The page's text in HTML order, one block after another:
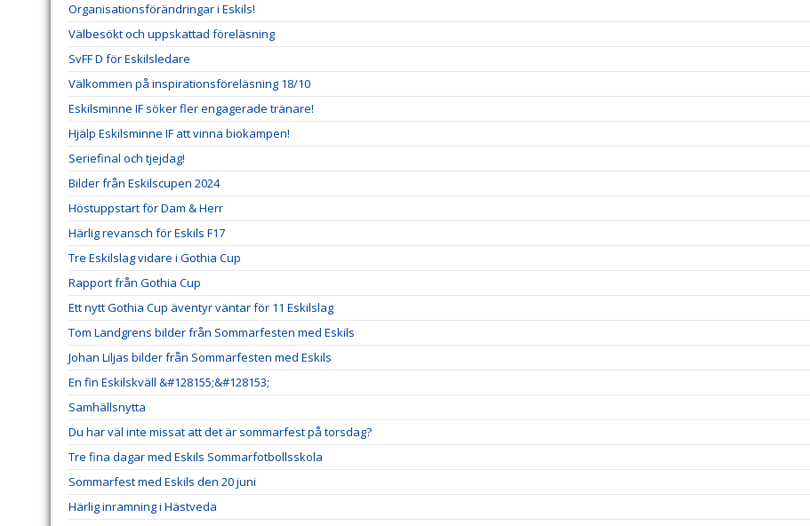
Organisationsförändringar i Eskils!
Välbesökt och uppskattad föreläsning
SvFF D för Eskilsledare
Välkommen på inspirationsföreläsning 18/10
Eskilsminne IF söker fler engagerade tränare!
Hjälp Eskilsminne IF att vinna biokampen!
Seriefinal och tjejdag!
Bilder från Eskilscupen 2024
Höstuppstart för Dam & Herr
Härlig revansch för Eskils F17
Tre Eskilslag vidare i Gothia Cup
Rapport från Gothia Cup
Ett nytt Gothia Cup äventyr väntar för 11 Eskilslag
Tom Landgrens bilder från Sommarfesten med Eskils
Johan Liljas bilder från Sommarfesten med Eskils
En fin Eskilskväll &#128155;&#128153;
Samhällsnytta
Du har väl inte missat att det är sommarfest på torsdag?
Tre fina dagar med Eskils Sommarfotbollsskola
Sommarfest med Eskils den 20 juni
Härlig inramning i Hästveda